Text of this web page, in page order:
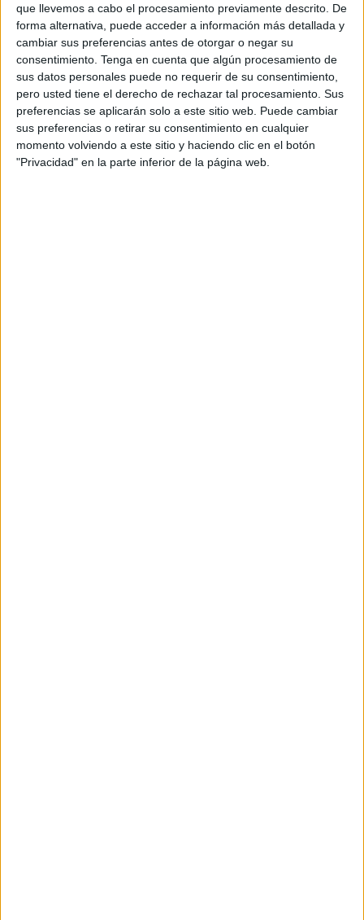
que llevemos a cabo el procesamiento previamente descrito. De
forma alternativa, puede acceder a información más detallada y
cambiar sus preferencias antes de otorgar o negar su
consentimiento. Tenga en cuenta que algún procesamiento de
sus datos personales puede no requerir de su consentimiento,
pero usted tiene el derecho de rechazar tal procesamiento. Sus
preferencias se aplicarán solo a este sitio web. Puede cambiar
sus preferencias o retirar su consentimiento en cualquier
momento volviendo a este sitio y haciendo clic en el botón
"Privacidad" en la parte inferior de la página web.
Al pasar tiempo al aire libre, los niños desarrollan un
sentido de respeto y admiración por la naturaleza, lo que
puede motivarles a convertirse en defensores del medio
ambiente en el futuro. Un calendario de actividades al
aire libre puede incluir actividades de jardinería,
excursiones por la naturaleza, proyectos de arte
inspirados en la naturaleza y otras experiencias que
fomenten esta conexión.